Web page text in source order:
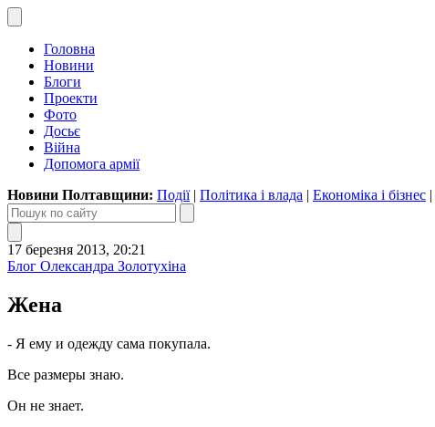
Головна
Новини
Блоги
Проекти
Фото
Досьє
Війна
Допомога армії
Новини Полтавщини: Події| Політика і влада | Економіка і бізнес |
17 березня 2013, 20:21
Блог Олександра Золотухіна
Жена
- Я ему и одежду сама покупала.
Все размеры знаю.
Он не знает.